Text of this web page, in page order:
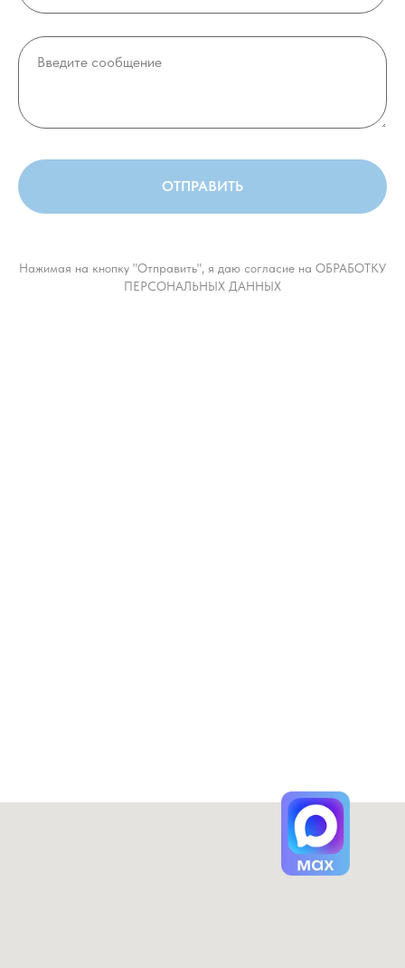
ОТПРАВИТЬ
Нажимая на кнопку "Отправить", я даю согласие на ОБРАБОТКУ
ПЕРСОНАЛЬНЫХ ДАННЫХ